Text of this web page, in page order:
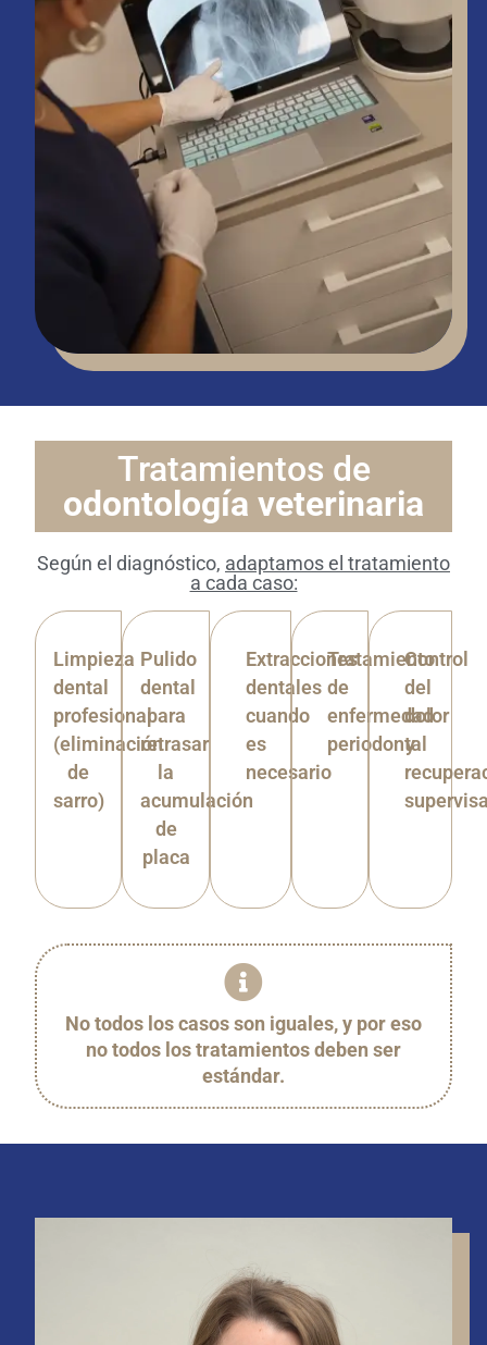
Tratamientos de
odontología veterinaria
Según el diagnóstico, adaptamos el tratamiento
a cada caso:
Limpieza
dental
profesional
(eliminación
de
sarro)
Pulido
dental
para
retrasar
la
acumulación
de
placa
Extracciones
dentales
cuando
es
necesario
Tratamiento
de
enfermedad
periodontal
Control
del
dolor
y
No todos los casos son iguales, y por eso
no todos los tratamientos deben ser
estándar.